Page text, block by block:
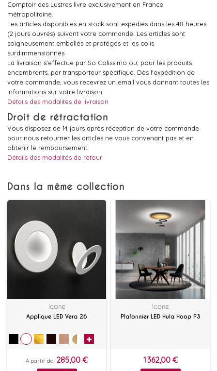
Comptoir des Lustres livre exclusivement en France
métropolitaine.
Les articles disponibles en stock sont expédiés dans les 48 heures
(2 jours ouvrés) suivant votre commande. Les articles sont
soigneusement emballés et protégés et les colis
surdimmensionnés.
La livraison s'effectue par So Colissimo ou, pour les produits
encombrants, par transporteur spécifique. Dès l'expédition de
votre commande, vous recevrez un email vous donnant toutes les
informations sur votre livraison.
Détails des modalités de livraison
Droit de rétractation
Vous disposez de 14 jours après réception de votre commande
pour nous retourner les articles ne vous convenant pas et en
obtenir le remboursement.
Détails des modalités de retour
Dans la même collection
Icone
Applique LED Vera 26
A partir de 285,00 €
Icone
Plafonnier LED Hula Hoop P3
1 362,00 €